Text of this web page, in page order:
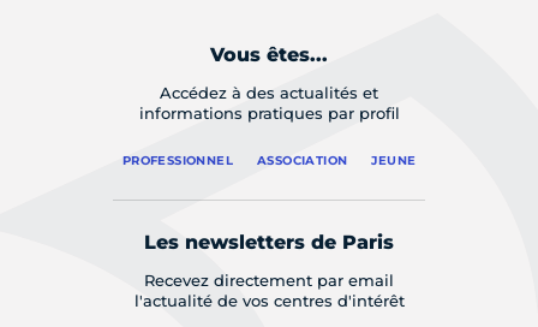
Vous êtes...
Accédez à des actualités et
informations pratiques par profil
PROFESSIONNEL ASSOCIATION JEUNE
Les newsletters de Paris
Recevez directement par email
l'actualité de vos centres d'intérêt